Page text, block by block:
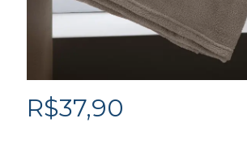
R$37,90